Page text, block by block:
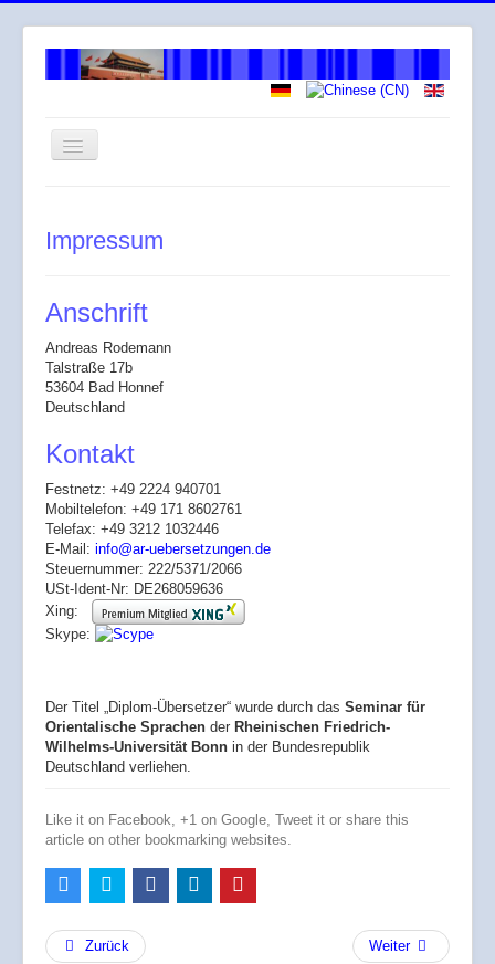
Navigation
Über mich
Leistungen
Honorar
Across
Impressum
Anschrift
Andreas Rodemann
Talstraße 17b
53604 Bad Honnef
Deutschland
Kontakt
Festnetz: +49 2224 940701
Mobiltelefon: +49 171 8602761
Telefax: +49 3212 1032446
E-Mail: info@ar-uebersetzungen.de
Steuernummer: 222/5371/2066
USt-Ident-Nr: DE268059636
Xing:
Skype:
Der Titel „Diplom-Übersetzer“ wurde durch das Seminar für
Orientalische Sprachen der Rheinischen Friedrich-
Wilhelms-Universität Bonn in der Bundesrepublik
Deutschland verliehen.
Like it on Facebook, +1 on Google, Tweet it or share this
article on other bookmarking websites.
Zurück Weiter